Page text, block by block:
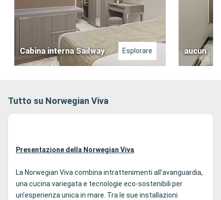
Cabina interna Sailway Esplorare aucun
Tutto su Norwegian Viva
Presentazione della Norwegian Viva
La Norwegian Viva combina intrattenimenti all’avanguardia,
una cucina variegata e tecnologie eco-sostenibili per
un’esperienza unica in mare. Tra le sue installazioni